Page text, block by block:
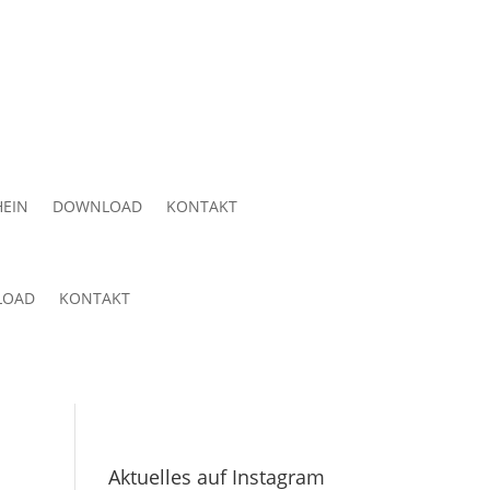
DOWNLOAD KONTAKT
KONTAKT
Aktuelles auf Instagram